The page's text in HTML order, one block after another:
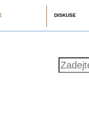
DISKUSE